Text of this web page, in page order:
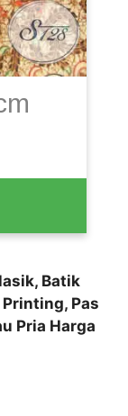
Batik
Pas
Pria Harga